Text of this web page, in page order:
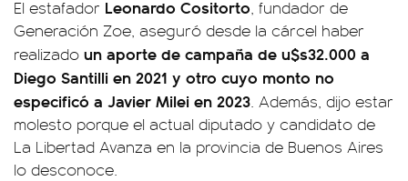
El estafador Leonardo Cositorto, fundador de
Generación Zoe, aseguró desde la cárcel haber
realizado un aporte de campaña de u$s32.000 a
Diego Santilli en 2021 y otro cuyo monto no
especificó a Javier Milei en 2023. Además, dijo estar
molesto porque el actual diputado y candidato de
La Libertad Avanza en la provincia de Buenos Aires
lo desconoce.